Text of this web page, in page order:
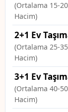
(Ortalama 15-
Hacim)
2+1 Ev
(Ortalama 25-
Hacim)
3+1 Ev
(Ortalama 40-
Hacim)